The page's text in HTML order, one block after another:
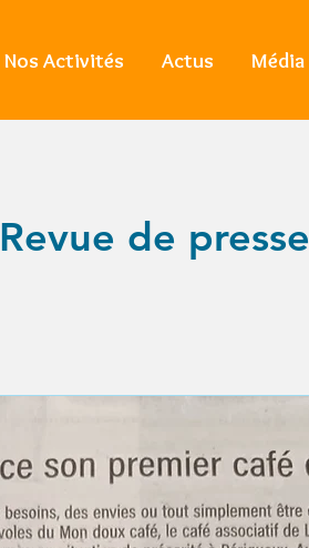
Revue de presse
Nos Activités Actus Média